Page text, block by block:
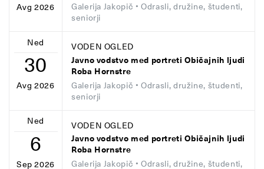
Avg 2026 Galerija Jakopič • Odrasli, družine, študenti,
seniorji
Ned
30
Avg 2026
VODEN OGLED
Javno vodstvo med portreti Običajnih ljudi
Roba Hornstre
Galerija Jakopič • Odrasli, družine, študenti,
seniorji
Ned
6
Sep 2026
VODEN OGLED
Javno vodstvo med portreti Običajnih ljudi
Roba Hornstre
Galerija Jakopič • Odrasli, družine, študenti,